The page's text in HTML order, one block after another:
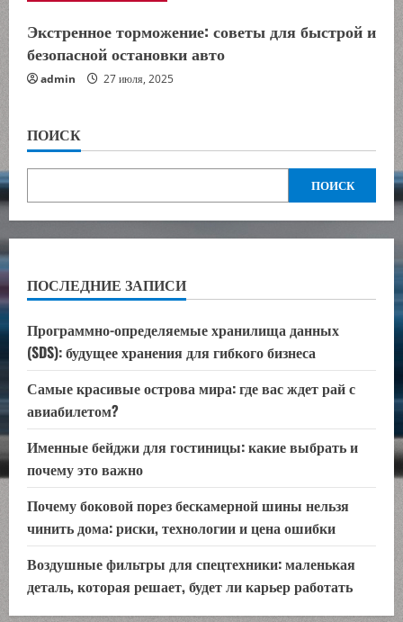
Экстренное торможение: советы для быстрой и
безопасной остановки авто
admin 27 июля, 2025
ПОИСК
ПОИСК
ПОСЛЕДНИЕ ЗАПИСИ
Программно-определяемые хранилища данных
(SDS): будущее хранения для гибкого бизнеса
Самые красивые острова мира: где вас ждет рай с
авиабилетом?
Именные бейджи для гостиницы: какие выбрать и
почему это важно
Почему боковой порез бескамерной шины нельзя
чинить дома: риски, технологии и цена ошибки
Воздушные фильтры для спецтехники: маленькая
деталь, которая решает, будет ли карьер работать